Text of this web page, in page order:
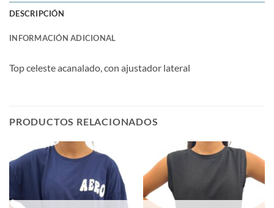
DESCRIPCIÓN
INFORMACIÓN ADICIONAL
Top celeste acanalado, con ajustador lateral
PRODUCTOS RELACIONADOS